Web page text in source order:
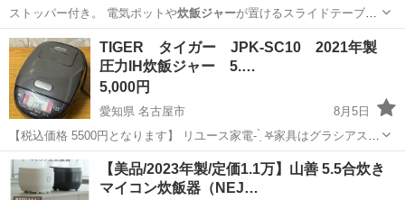
ストッパー付き。 電気ポットや炊飯ジャーが置けるスライドテーブル
スペースは、…
千葉 柏市 収納家具
TIGER タイガー JPK-SC10 2021年製
圧力IH炊飯ジャー 5.…
5,000円
愛知県 名古屋市
8月5日
【税込価格 5500円となります】 リユース家電- ̗̀ 𖤐家具はグラシアスに
GO✰*。 動作確認ずみ 写真に写る物のみ。 傷汚れは中古品ですのでご
ざいますが個人的に見てそこまでの傷や汚れはございません。 詳しく
はお写真...
愛知 名古屋市 キッチン家電 TIGER
【美品/2023年製/定価1.1万】山善 5.5合炊き
マイコン炊飯器（NEJ…